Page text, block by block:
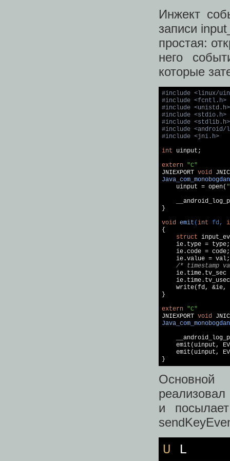
Инжект
записи
простая:
него
которые
#include <linux/
#include <fcntl.h>
#include <unistd.h>
#include <stdio.h>
#include <stdlib.h>
#include <android/
#include <jni.h>
int uinput;
extern "C"
JNIEXPORT void
    uinput = open(
}
void emit (int fd,
{
struct
    ie.type = type;
    ie.code = code;
    ie.value = val;
/* timestamp
    write(fd, &ie,
}
extern "C"
JNIEXPORT void
emit(uinput,
emit(uinput,
}
Основной
и
U L